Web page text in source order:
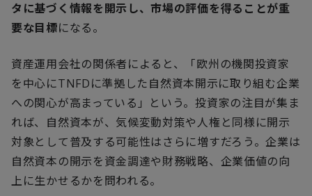
タに基づく情報を開示し、市場の評価を得ることが重
要な目標になる。
資産運用会社の関係者によると、「欧州の機関投資家
を中心にTNFDに準拠した自然資本開示に取り組む企業
への関心が高まっている」という。投資家の注目が集ま
れば、自然資本が、気候変動対策や人権と同様に開示
対象として普及する可能性はさらに増すだろう。企業は
自然資本の開示を資金調達や財務戦略、企業価値の向
上に生かせるかを問われる。